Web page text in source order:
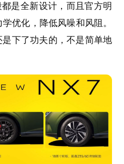
是全新设计，而且官方明
优化，降低风噪和风阻。
下了功夫的，不是简单地